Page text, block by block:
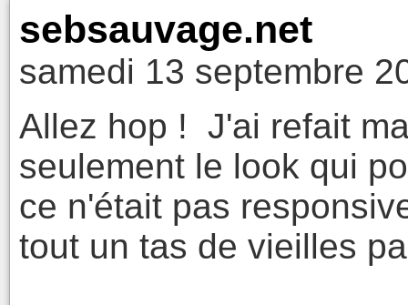
sebsauvage.net
samedi 13 septembre
Allez hop ! J'ai refait
seulement le look qui
ce n'était pas
tout un tas de vieilles